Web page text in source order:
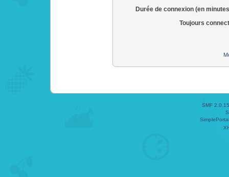
Durée de connexion (en
Toujours
SMF 2.0.15